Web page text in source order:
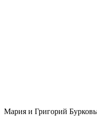
Мария и Григорий